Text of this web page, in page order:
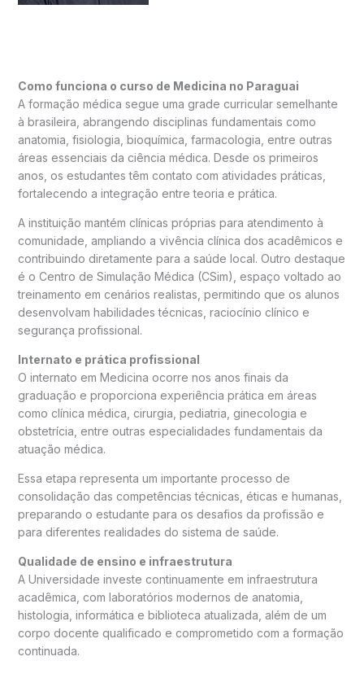
Como funciona o curso de Medicina no Paraguai
A formação médica segue uma grade curricular semelhante
à brasileira, abrangendo disciplinas fundamentais como
anatomia, fisiologia, bioquímica, farmacologia, entre outras
áreas essenciais da ciência médica. Desde os primeiros
anos, os estudantes têm contato com atividades práticas,
fortalecendo a integração entre teoria e prática.
A instituição mantém clínicas próprias para atendimento à
comunidade, ampliando a vivência clínica dos acadêmicos e
contribuindo diretamente para a saúde local. Outro destaque
é o Centro de Simulação Médica (CSim), espaço voltado ao
treinamento em cenários realistas, permitindo que os alunos
desenvolvam habilidades técnicas, raciocínio clínico e
segurança profissional.
Internato e prática profissional
O internato em Medicina ocorre nos anos finais da
graduação e proporciona experiência prática em áreas
como clínica médica, cirurgia, pediatria, ginecologia e
obstetrícia, entre outras especialidades fundamentais da
atuação médica.
Essa etapa representa um importante processo de
consolidação das competências técnicas, éticas e humanas,
preparando o estudante para os desafios da profissão e
para diferentes realidades do sistema de saúde.
Qualidade de ensino e infraestrutura
A Universidade investe continuamente em infraestrutura
acadêmica, com laboratórios modernos de anatomia,
histologia, informática e biblioteca atualizada, além de um
corpo docente qualificado e comprometido com a formação
continuada.